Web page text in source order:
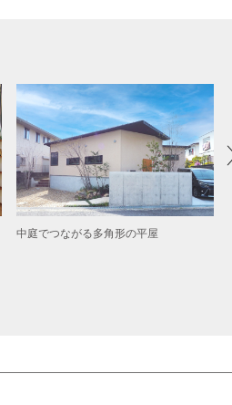
中庭でつながる多角形の平屋